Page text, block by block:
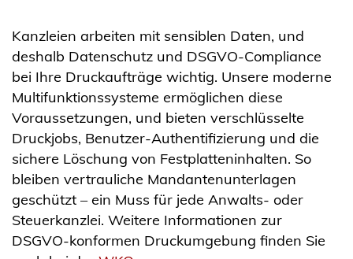
Kanzleien arbeiten mit sensiblen Daten, und
deshalb Datenschutz und DSGVO-Compliance
bei Ihre Druckaufträge wichtig. Unsere moderne
Multifunktionssysteme ermöglichen diese
Voraussetzungen, und bieten verschlüsselte
Druckjobs, Benutzer-Authentifizierung und die
sichere Löschung von Festplatteninhalten. So
bleiben vertrauliche Mandantenunterlagen
geschützt – ein Muss für jede Anwalts- oder
Steuerkanzlei. Weitere Informationen zur
DSGVO-konformen Druckumgebung finden Sie